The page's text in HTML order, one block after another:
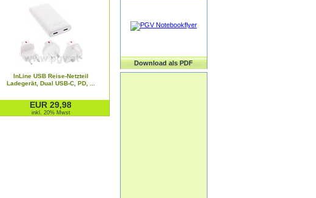
InLine USB Reise-Netzteil
Ladegerät, Dual USB-C, PD, ...
EUR 29,98
inkl. 20% Mwst
Download als PDF